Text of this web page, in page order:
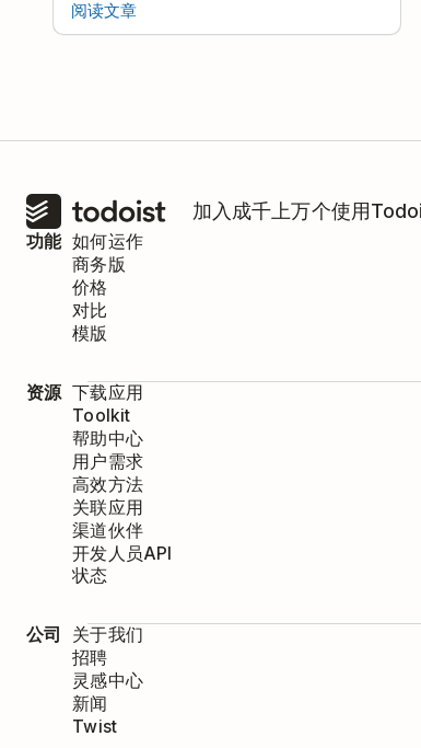
阅读文章
加入成千上万个使用
功能 如何运作
商务版
价格
对比
模版
资源 下载应用
Toolkit
帮助中心
用户需求
高效方法
关联应用
渠道伙伴
开发人员API
状态
公司
关于我们
招聘
灵感中心
新闻
Twist